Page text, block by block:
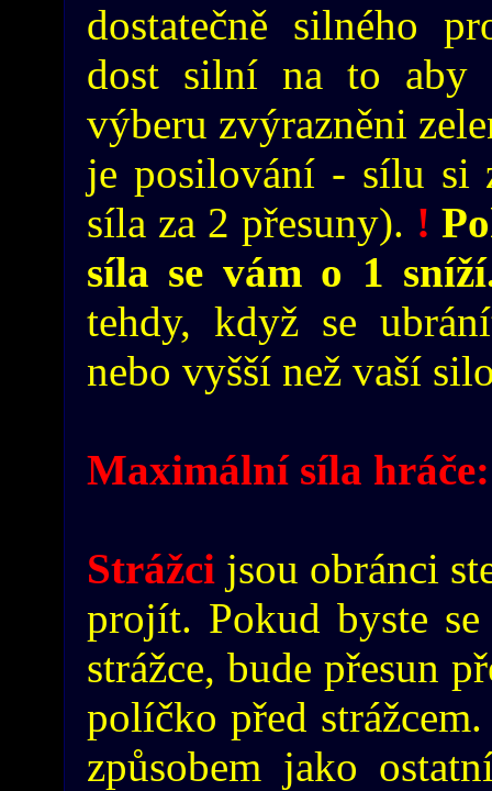
dostatečně silného
dost silní na to aby
výberu zvýrazněni
je posilování - sílu si
síla za 2 přesuny). !
síla se vám o 1
tehdy, když se
nebo vyšší než vaší
Maximální síla hráče:
Strážci jsou obránci
projít. Pokud byste
strážce, bude přesun
políčko před
způsobem jako